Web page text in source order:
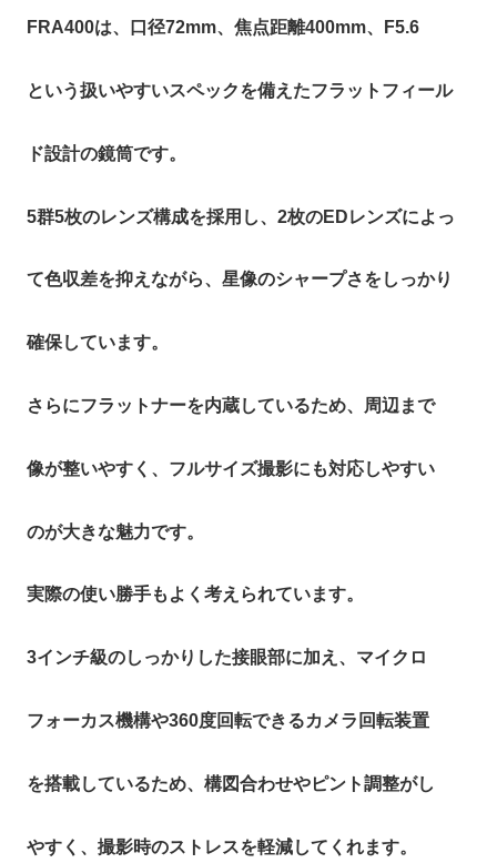
FRA400は、口径72mm、焦点距離400mm、F5.6
という扱いやすいスペックを備えたフラットフィール
ド設計の鏡筒です。
5群5枚のレンズ構成を採用し、2枚のEDレンズによっ
て色収差を抑えながら、星像のシャープさをしっかり
確保しています。
さらにフラットナーを内蔵しているため、周辺まで
像が整いやすく、フルサイズ撮影にも対応しやすい
のが大きな魅力です。
実際の使い勝手もよく考えられています。
3インチ級のしっかりした接眼部に加え、マイクロ
フォーカス機構や360度回転できるカメラ回転装置
を搭載しているため、構図合わせやピント調整がし
やすく、撮影時のストレスを軽減してくれます。